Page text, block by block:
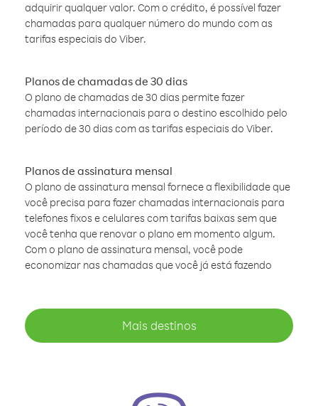
adquirir qualquer valor. Com o crédito, é possível fazer
chamadas para qualquer número do mundo com as
tarifas especiais do Viber.
Planos de chamadas de 30 dias
O plano de chamadas de 30 dias permite fazer
chamadas internacionais para o destino escolhido pelo
período de 30 dias com as tarifas especiais do Viber.
Planos de assinatura mensal
O plano de assinatura mensal fornece a flexibilidade que
você precisa para fazer chamadas internacionais para
telefones fixos e celulares com tarifas baixas sem que
você tenha que renovar o plano em momento algum.
Com o plano de assinatura mensal, você pode
economizar nas chamadas que você já está fazendo
Mais destinos